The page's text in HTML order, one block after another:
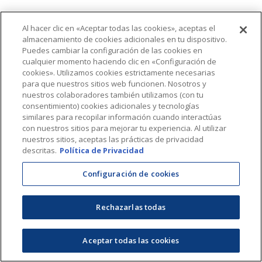
Al hacer clic en «Aceptar todas las cookies», aceptas el
almacenamiento de cookies adicionales en tu dispositivo.
Puedes cambiar la configuración de las cookies en
cualquier momento haciendo clic en «Configuración de
cookies». Utilizamos cookies estrictamente necesarias
para que nuestros sitios web funcionen. Nosotros y
nuestros colaboradores también utilizamos (con tu
consentimiento) cookies adicionales y tecnologías
similares para recopilar información cuando interactúas
con nuestros sitios para mejorar tu experiencia. Al utilizar
nuestros sitios, aceptas las prácticas de privacidad
descritas. Política de Privacidad
Configuración de cookies
Rechazarlas todas
Aceptar todas las cookies